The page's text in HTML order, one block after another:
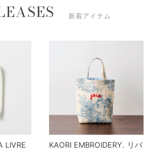
新着アイテム
LIVRE
KAORI EMBROIDERY. リバ